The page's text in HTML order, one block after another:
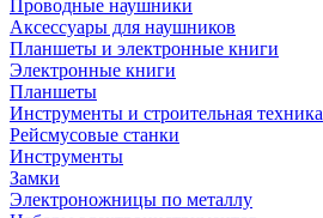
Проводные наушники
Аксессуары для наушников
Планшеты и электронные книги
Электронные книги
Планшеты
Инструменты и строительная техника
Рейсмусовые станки
Инструменты
Замки
Электроножницы по металлу